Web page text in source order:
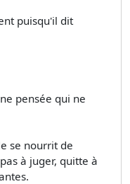
puisqu'il dit
pensée qui ne
se nourrit de
à juger, quitte à